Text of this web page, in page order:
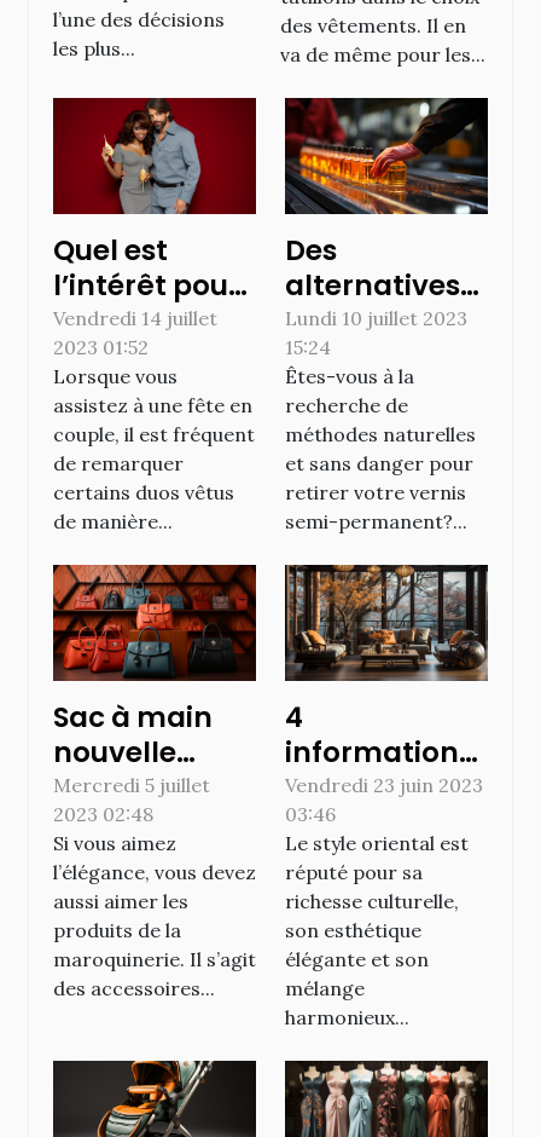
l’une des décisions
les plus...
des vêtements. Il en
va de même pour les...
Quel est
l’intérêt pour
les couples de
s’habiller
pareillement
pour une fête
?
Vendredi 14 juillet
2023 01:52
Lorsque vous
assistez à une fête en
couple, il est fréquent
de remarquer
certains duos vêtus
de manière...
Des
alternatives
efficaces et
naturelles à
l'acétone
pour retirer le
vernis semi-
permanent
Lundi 10 juillet 2023
15:24
Êtes-vous à la
recherche de
méthodes naturelles
et sans danger pour
retirer votre vernis
semi-permanent?...
Sac à main
nouvelle
collection :
Comment
trouver vos
accessoires
avec la
maroquinerie
en ligne ?
Mercredi 5 juillet
2023 02:48
Si vous aimez
l’élégance, vous devez
aussi aimer les
produits de la
maroquinerie. Il s’agit
des accessoires...
4
informations
à savoir sur le
style oriental
Vendredi 23 juin 2023
03:46
Le style oriental est
réputé pour sa
richesse culturelle,
son esthétique
élégante et son
mélange
harmonieux...